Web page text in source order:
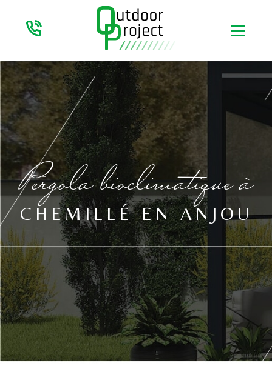
Pergola bioclimatique à
CHEMILLÉ EN ANJOU